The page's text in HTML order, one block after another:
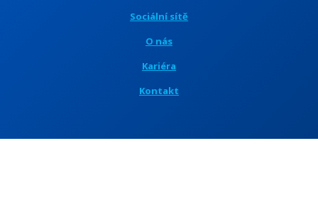
Sociální sítě
O nás
Kariéra
Kontakt